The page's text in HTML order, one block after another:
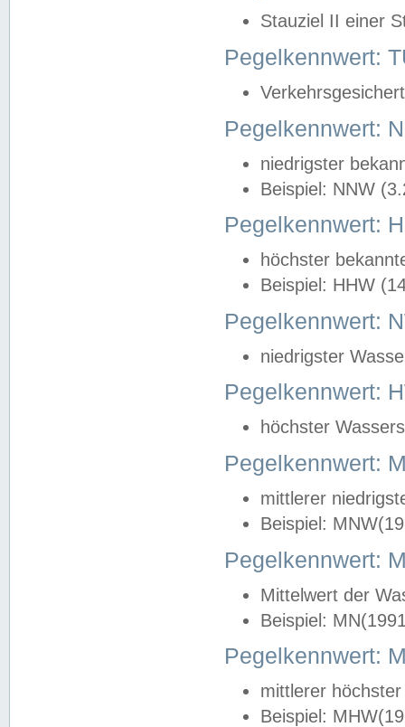
Stauziel II einer
Pegelkennwert:
Pegelkennwert:
niedrigster
Beispiel: NNW
Pegelkennwert:
höchster
Beispiel: HHW
Pegelkennwert:
niedrigster
Pegelkennwert:
höchster
Pegelkennwert:
mittlerer
Beispiel:
Pegelkennwert:
Mittelwert der
Beispiel:
Pegelkennwert:
mittlerer
Beispiel: